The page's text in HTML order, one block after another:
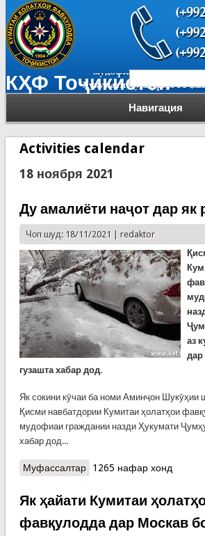
КҲФ Тоҷикистон
Навигация
Форма
Activities calendar
18 ноября 2021
Ду амалиёти наҷот дар як
Чоп шуд: 18/11/2021 | redaktor
аз
дар
гузашта хабар дод.
Як сокини кӯчаи ба номи Аминҷон Шукӯҳии
Қисми навбатдории Кумитаи ҳолатҳои
мудофиаи граждании назди Ҳукумати
хабар дод...
Муфассалтаро Ду амалиёти наҷот дар
1265 нафар хонд
Як ҳайати Кумитаи
фавқулодда дар Москав